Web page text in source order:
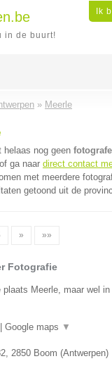
Ik
in de buurt!
» Meerle
helaas nog geen
of ga naar direct contact
met meerdere
getoond uit de
» »»
Fotografie
plaats Meerle, maar wel
Google maps ▼
, 2850 Boom (Antwerpen)